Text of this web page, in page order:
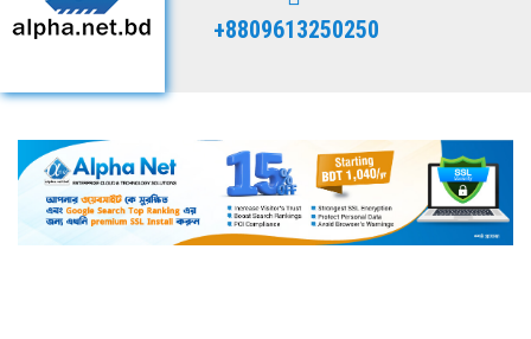
+8809613250250